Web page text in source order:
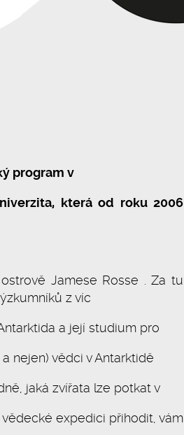
program v
která od roku 2006
Jamese Rosse . Za tu
z víc
a její studium pro
nejen) vědci v Antarktidě
jaká zvířata lze potkat v
expedici přihodit, vám